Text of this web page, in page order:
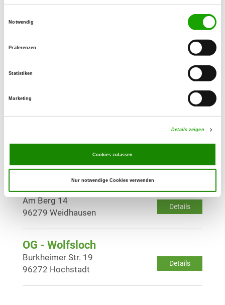
Notwendig
Präferenzen
Statistiken
Marketing
Details zeigen
Cookies zulassen
Nur notwendige Cookies verwenden
OG - Untersiemau-Weißenbrunn e.V.
OG - Bad Staffelstein
Details
96231 Bad Staffelstein
Vogelleite 17
OG - Weidhausen
Details
Am Berg 14
96279 Weidhausen
OG - Wolfsloch
Details
Burkheimer Str. 19
96272 Hochstadt